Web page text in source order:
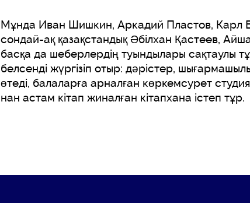
Мұнда Иван Шишкин, Аркадий Пластов, Карл
сондай-ақ қазақстандық Әбілхан Қастеев,
басқа да шеберлердің туындылары сақтаулы
белсенді жүргізіп отыр: дәрістер,
өтеді, балаларға арналған көркемсурет
нан астам кітап жиналған кітапхана істеп тұр.